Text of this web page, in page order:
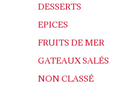
DESSERTS
EPICES
FRUITS DE MER
GATEAUX SALÉS
NON CLASSÉ